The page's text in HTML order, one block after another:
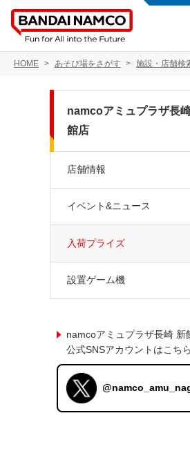
HOME あそび場をさがす 施設・店舗検
namcoアミュプラザ長
館店
店舗情報
イベント&ニュース
入荷プライズ
設置ゲーム機
namcoアミュプラザ長崎 新
公式SNSアカウントはこち